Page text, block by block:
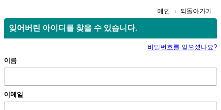
메인 되돌아가기
잊어버린 아이디를 찾을 수 있습니다.
비밀번호를 잊으셨나요?
이름
이메일